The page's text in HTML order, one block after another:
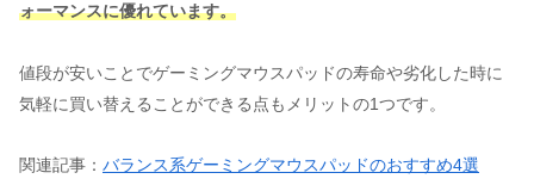
ォーマンスに優れています。
値段が安いことでゲーミングマウスパッドの寿命や劣化した時に
気軽に買い替えることができる点もメリットの1つです。
関連記事： バランス系ゲーミングマウスパッドのおすすめ4選